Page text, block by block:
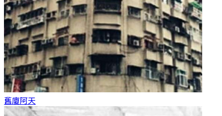
舊廈阿天